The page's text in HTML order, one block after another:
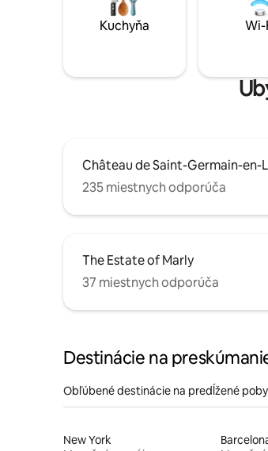
Kuchyňa Wi-
Château de Saint-Germain-en-
235 miestnych odporúča
The Estate of Marly
37 miestnych odporúča
Destinácie na
Obľúbené destinácie na predĺžené
New York